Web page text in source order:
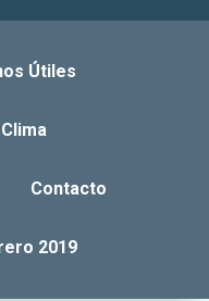
Útiles
Clima
Contacto
2019